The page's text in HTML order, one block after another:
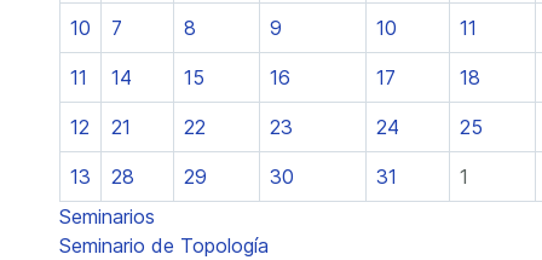
10 7 8 9 10 11
11 14 15 16 17 18
12 21 22 23 24 25
13 28 29 30 31
1
Seminarios
Seminario de Topología